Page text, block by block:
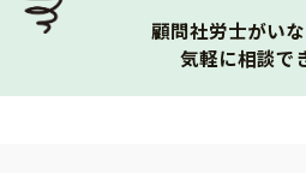
顧問社労士がいな
気軽に相談で